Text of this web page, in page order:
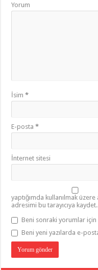
Yorum
İsim*
E-posta*
İnternet sitesi
yaptığımda kullanılmak
adresimi bu tarayıcıya kaydet.
Beni sonraki yorumlar
Beni yeni yazılarda e-